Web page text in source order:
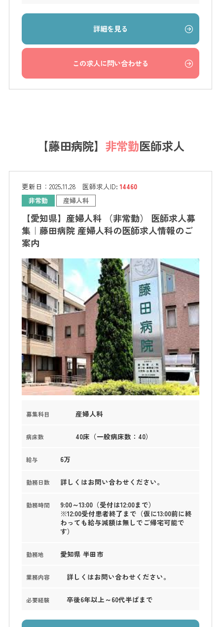
詳細を見る
この求人に問い合わせる
【藤田病院】 非常勤医師求人
更新日： 2025.11.28 医師求人ID:14460
非常勤 産婦人科
【愛知県】産婦人科 （非常勤） 医師求人募
集｜藤田病院 産婦人科の医師求人情報のご
案内
募集科目 産婦人科
病床数 40床（一般病床数：40）
給与 6万
勤務日数 詳しくはお問い合わせください。
勤務時間
9:00～13:00（受付は12:00まで）
※12:00受付患者終了まで（仮に13:00前に終
わっても給与減額は無しでご帰宅可能で
す）
勤務地 愛知県 半田市
業務内容 詳しくはお問い合わせください。
必要経験 卒後6年以上～60代半ばまで